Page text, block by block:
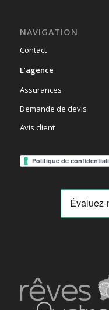
NAVIGATION
Contact
L’agence
Assurances
Demande de devis
Avis client